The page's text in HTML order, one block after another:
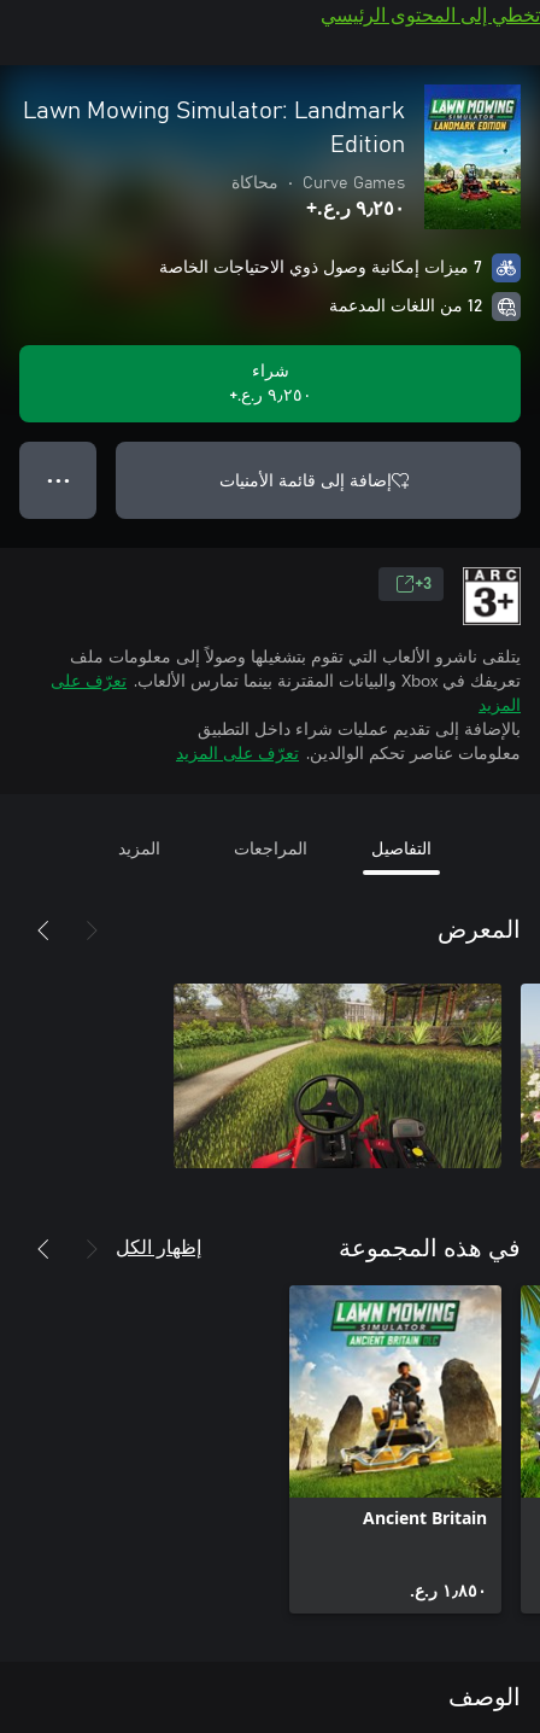
تخطي إلى المحتوى الرئيسي
Lawn Mowing Simulator: Landmark
Edition
Curve Games
• محاكاة
٩٫٢٥٠ ر.ع.‏+
7 ميزات إمكانية وصول ذوي الاحتياجات الخاصة
12 من اللغات المدعمة
شراء
٩٫٢٥٠ ر.ع.‏+
إضافة إلى قائمة الأمنيات ● ● ●
3+
يتلقى ناشرو الألعاب التي تقوم بتشغيلها وصولاً إلى معلومات ملف
تعريفك في Xbox والبيانات المقترنة بينما تمارس الألعاب.
تعرّف على
المزيد
بالإضافة إلى تقديم عمليات شراء داخل التطبيق
معلومات عناصر تحكم الوالدين. تعرّف على المزيد
التفاصيل المراجعات المزيد
المعرض
في هذه المجموعة إظهار الكل
Ancient Britain
١٫٨٥٠ ر.ع.‏
الوصف